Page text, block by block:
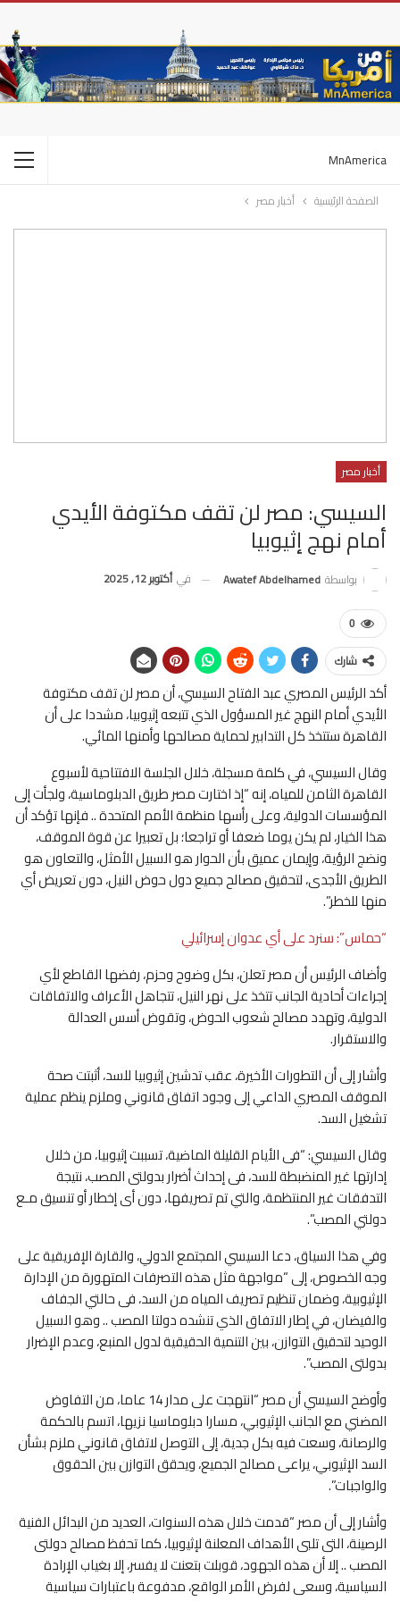
MnAmerica
الصفحة الرئيسية أخبار مصر
أخبار مصر
السيسي: مصر لن تقف مكتوفة الأيدي
أمام نهج إثيوبيا
بواسطة Awatef Abdelhamed في أكتوبر 12, 2025
0
شارك
أكد الرئيس المصري عبد الفتاح السيسي، أن مصر لن تقف مكتوفة
الأيدي أمام النهج غير المسؤول الذي تتبعه إثيوبيا، مشددا على أن
القاهرة ستتخذ كل التدابير لحماية مصالحها وأمنها المائي.
وقال السيسي، في كلمة مسجلة، خلال الجلسة الافتتاحية لأسبوع
القاهرة الثامن للمياه، إنه “إذ اختارت مصر طريق الدبلوماسية، ولجأت إلى
المؤسسات الدولية، وعلى رأسها منظمة الأمم المتحدة .. فإنها تؤكد أن
هذا الخيار، لم يكن يوما ضعفا أو تراجعا؛ بل تعبيرا عن قوة الموقف،
ونضج الرؤية، وإيمان عميق بأن الحوار هو السبيل الأمثل، والتعاون هو
الطريق الأجدى، لتحقيق مصالح جميع دول حوض النيل، دون تعريض أي
منها للخطر”.
“حماس”: سنرد على أي عدوان إسرائيلي
وأضاف الرئيس أن مصر تعلن، بكل وضوح وحزم، رفضها القاطع لأي
إجراءات أحادية الجانب تتخذ على نهر النيل، تتجاهل الأعراف والاتفاقات
الدولية، وتهدد مصالح شعوب الحوض، وتقوض أسس العدالة
والاستقرار.
وأشار إلى أن التطورات الأخيرة، عقب تدشين إثيوبيا للسد، أثبتت صحة
الموقف المصري الداعي إلى وجود اتفاق قانوني وملزم ينظم عملية
تشغيل السد.
وقال السيسي: “فى الأيام القليلة الماضية، تسببت إثيوبيا، من خلال
إدارتها غير المنضبطة للسد، فى إحداث أضرار بدولتى المصب، نتيجة
التدفقات غير المنتظمة، والتي تم تصريفها، دون أى إخطار أو تنسيق مـع
دولتي المصب”.
وفي هذا السياق، دعا السيسي المجتمع الدولي، والقارة الإفريقية على
وجه الخصوص، إلى “مواجهة مثل هذه التصرفات المتهورة من الإدارة
الإثيوبية، وضمان تنظيم تصريف المياه من السد، فى حالتي الجفاف
والفيضان، في إطار الاتفاق الذي تنشده دولتا المصب .. وهو السبيل
الوحيد لتحقيق التوازن، بين التنمية الحقيقية لدول المنبع، وعدم الإضرار
بدولتى المصب”.
وأوضح السيسي أن مصر “انتهجت على مدار 14 عاما، من التفاوض
المضني مع الجانب الإثيوبي، مسارا دبلوماسيا نزيها، اتسم بالحكمة
والرصانة، وسعت فيه بكل جدية، إلى التوصل لاتفاق قانوني ملزم بشأن
السد الإثيوبي، يراعى مصالح الجميع، ويحقق التوازن بين الحقوق
والواجبات”.
وأشار إلى أن مصر “قدمت خلال هذه السنوات، العديد من البدائل الفنية
الرصينة، التى تلبى الأهداف المعلنة لإثيوبيا، كما تحفظ مصالح دولتى
المصب .. إلا أن هذه الجهود، قوبلت بتعنت لا يفسر، إلا بغياب الإرادة
السياسية، وسعى لفرض الأمر الواقع، مدفوعة باعتبارات سياسية